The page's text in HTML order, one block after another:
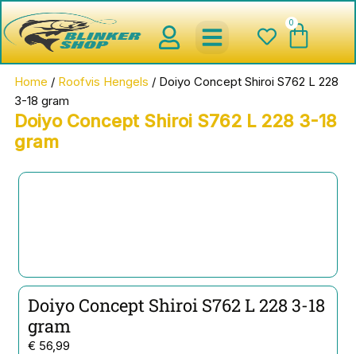
Ga
naar
de
inhoud
0
Home / Roofvis Hengels / Doiyo Concept Shiroi S762 L 228
3-18 gram
Doiyo Concept Shiroi S762 L 228 3-18
gram
Doiyo Concept Shiroi S762 L 228 3-18
gram
€ 56,99